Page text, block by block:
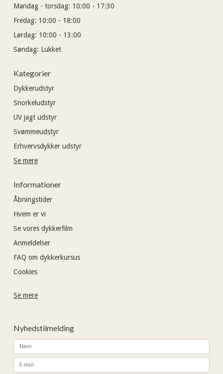
Mandag - torsdag: 10:00 - 17:30
Fredag: 10:00 - 18:00
Lørdag: 10:00 - 13:00
Søndag: Lukket
Kategorier
Dykkerudstyr
Snorkeludstyr
UV jagt udstyr
Svømmeudstyr
Erhvervsdykker udstyr
Se mere
Informationer
Åbningstider
Hvem er vi
Se vores dykkerfilm
Anmeldelser
FAQ om dykkerkursus
Cookies
Se mere
Nyhedstilmelding